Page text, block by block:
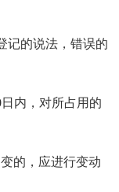
记的说法，错误的
内，对所占用的
的，应进行变动